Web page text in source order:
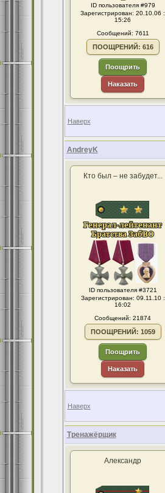
ID пользователя #979
Зарегистрирован: 20.10.06 :
15:26
Сообщений: 7611
ПООЩРЕНИЙ: 616
Поощрить
Наказать
Наверх
AndreyK
Кто был – не забудет...
ID пользователя #3721
Зарегистрирован: 09.11.10 :
16:02
Сообщений: 21874
ПООЩРЕНИЙ: 1059
Поощрить
Наказать
Наверх
Тренажёрщик
Александр